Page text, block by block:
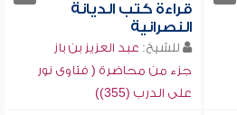
قراءة كتب الديانة
النصرانية
للشيخ: عبد العزيز بن باز
جزء من محاضرة ( فتاوى نور
على الدرب (355))